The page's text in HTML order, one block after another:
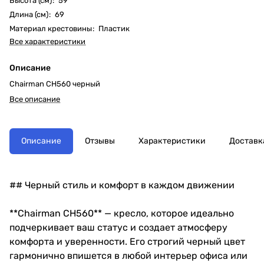
Длина (см): 69
Материал крестовины: Пластик
Все характеристики
Описание
Chairman CH560 черный
Все описание
Описание Отзывы Характеристики
## Черный стиль и комфорт в каждом движении
**Chairman CH560** — кресло, которое идеально
подчеркивает ваш статус и создает атмосферу
комфорта и уверенности. Его строгий черный цвет
гармонично впишется в любой интерьер офиса или